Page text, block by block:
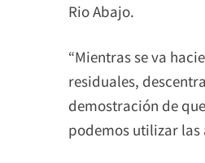
Rio Abajo.
“Mientras se va
residuales,
demostración de
podemos utilizar las